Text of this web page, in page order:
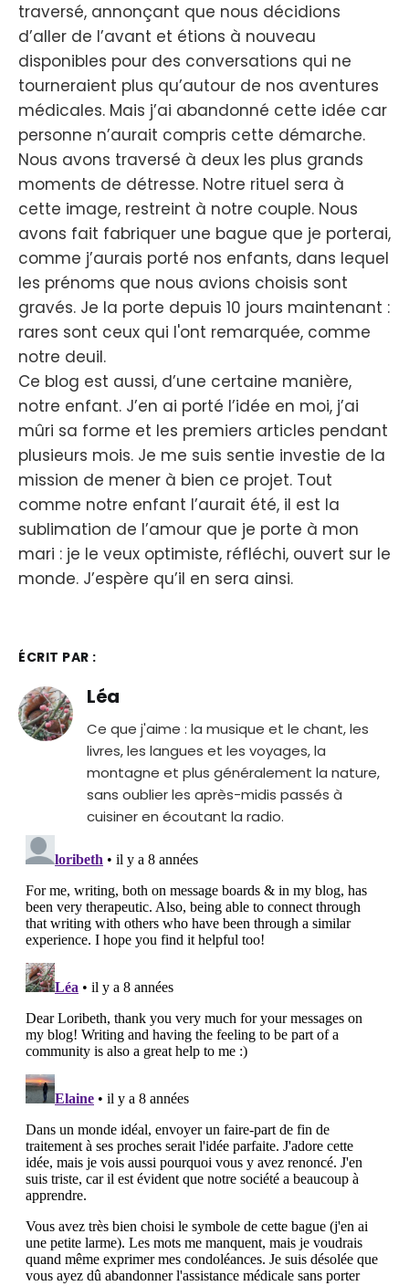
traversé, annonçant que nous décidions
d’aller de l’avant et étions à nouveau
disponibles pour des conversations qui ne
tourneraient plus qu’autour de nos aventures
médicales. Mais j’ai abandonné cette idée car
personne n’aurait compris cette démarche.
Nous avons traversé à deux les plus grands
moments de détresse. Notre rituel sera à
cette image, restreint à notre couple. Nous
avons fait fabriquer une bague que je porterai,
comme j’aurais porté nos enfants, dans lequel
les prénoms que nous avions choisis sont
gravés. Je la porte depuis 10 jours maintenant :
rares sont ceux qui l'ont remarquée, comme
notre deuil.
Ce blog est aussi, d’une certaine manière,
notre enfant. J’en ai porté l’idée en moi, j’ai
mûri sa forme et les premiers articles pendant
plusieurs mois. Je me suis sentie investie de la
mission de mener à bien ce projet. Tout
comme notre enfant l’aurait été, il est la
sublimation de l’amour que je porte à mon
mari : je le veux optimiste, réfléchi, ouvert sur le
monde. J’espère qu’il en sera ainsi.
ÉCRIT PAR :
Léa
Ce que j'aime : la musique et le chant, les
livres, les langues et les voyages, la
montagne et plus généralement la nature,
sans oublier les après-midis passés à
cuisiner en écoutant la radio.